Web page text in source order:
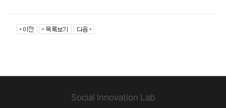
Social Innovation Lab